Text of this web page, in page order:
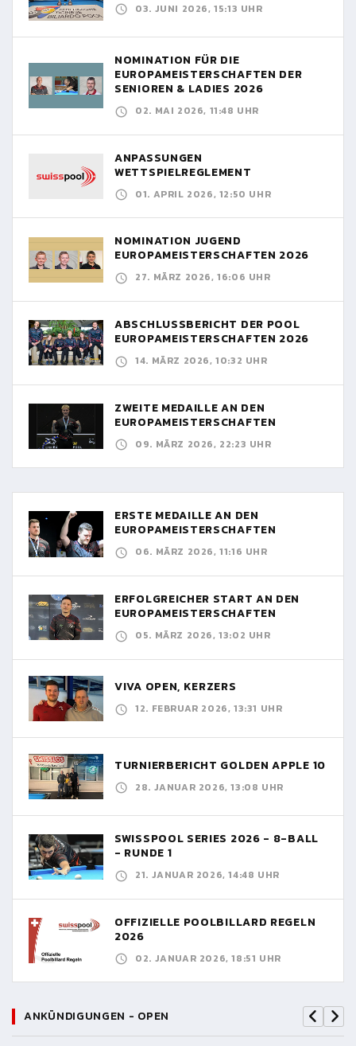
03. JUNI 2026, 15:13 UHR
NOMINATION FÜR DIE
EUROPAMEISTERSCHAFTEN DER
SENIOREN & LADIES 2026
02. MAI 2026, 11:48 UHR
ANPASSUNGEN
WETTSPIELREGLEMENT
01. APRIL 2026, 12:50 UHR
NOMINATION JUGEND
EUROPAMEISTERSCHAFTEN 2026
27. MÄRZ 2026, 16:06 UHR
ABSCHLUSSBERICHT DER POOL
EUROPAMEISTERSCHAFTEN 2026
14. MÄRZ 2026, 10:32 UHR
ZWEITE MEDAILLE AN DEN
EUROPAMEISTERSCHAFTEN
09. MÄRZ 2026, 22:23 UHR
ERSTE MEDAILLE AN DEN
EUROPAMEISTERSCHAFTEN
06. MÄRZ 2026, 11:16 UHR
ERFOLGREICHER START AN DEN
EUROPAMEISTERSCHAFTEN
05. MÄRZ 2026, 13:02 UHR
VIVA OPEN, KERZERS
12. FEBRUAR 2026, 13:31 UHR
TURNIERBERICHT GOLDEN APPLE 10
28. JANUAR 2026, 13:08 UHR
SWISSPOOL SERIES 2026 - 8-BALL
- RUNDE 1
21. JANUAR 2026, 14:48 UHR
OFFIZIELLE POOLBILLARD REGELN
2026
02. JANUAR 2026, 18:51 UHR
ANKÜNDIGUNGEN - OPEN